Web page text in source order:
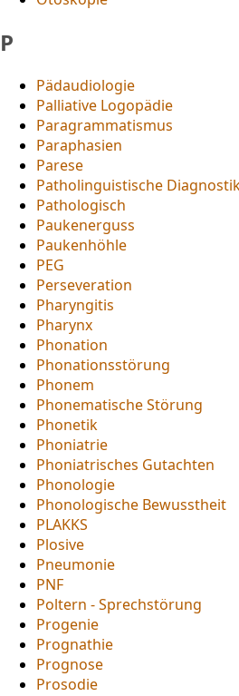
P
Pädaudiologie
Palliative Logopädie
Paragrammatismus
Paraphasien
Parese
Patholinguistische
Pathologisch
Paukenerguss
Paukenhöhle
PEG
Perseveration
Pharyngitis
Pharynx
Phonation
Phonationsstörung
Phonem
Phonematische Störung
Phonetik
Phoniatrie
Phoniatrisches Gutachten
Phonologie
Phonologische Bewusstheit
PLAKKS
Plosive
Pneumonie
PNF
Poltern - Sprechstörung
Progenie
Prognathie
Prognose
Prosodie